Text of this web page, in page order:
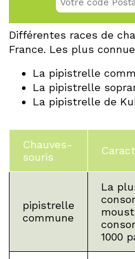
Différentes races de
France. Les plus
La pipistrelle
La pipistrelle
La pipistrelle de
Chauves-
souris
pipistrelle
commune
La
1000